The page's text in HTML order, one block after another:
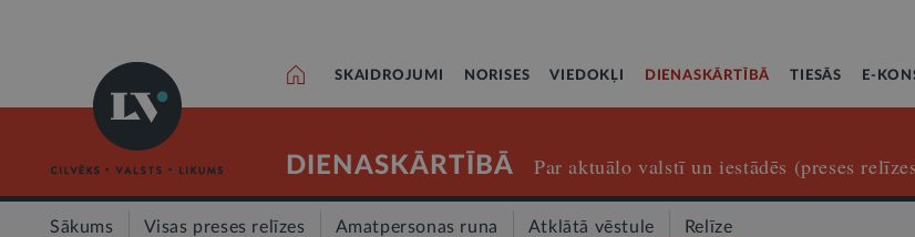
SKAIDROJUMI NORISES VIEDOKĻI DIENASKĀRTĪBĀ TIESĀS E-
DIENASKĀRTĪBĀ Par aktuālo valstī un iestādēs (preses
Sākums Visas preses relīzes Amatpersonas runa Atklātā vēstule Relīze